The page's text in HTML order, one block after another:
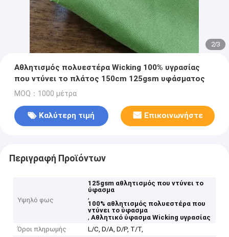
2/3
Αθλητισμός πολυεστέρα Wicking 100% υγρασίας
που ντύνει το πλάτος 150cm 125gsm υφάσματος
MOQ：1000 μέτρα
Καλύτερη τιμή Επικοινωνήστε
Περιγραφή Προϊόντων
Υψηλό φως
125gsm αθλητισμός που ντύνει το
ύφασμα
,
100% αθλητισμός πολυεστέρα που
ντύνει το ύφασμα
,Αθλητικό ύφασμα Wicking υγρασίας
Όροι πληρωμής
L/C, D/A, D/P, T/T,